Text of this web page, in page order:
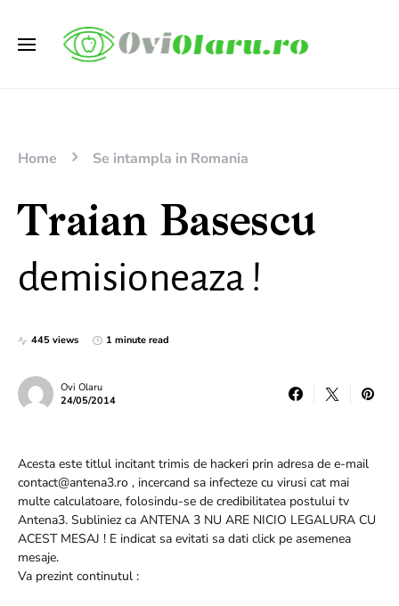
Home Se intampla in Romania
Traian Basescu
demisioneaza !
445 views 1 minute read
Ovi Olaru
24/05/2014
Acesta este titlul incitant trimis de hackeri prin adresa de e-mail
contact@antena3.ro , incercand sa infecteze cu virusi cat mai
multe calculatoare, folosindu-se de credibilitatea postului tv
Antena3. Subliniez ca ANTENA 3 NU ARE NICIO LEGALURA CU
ACEST MESAJ ! E indicat sa evitati sa dati click pe asemenea
mesaje.
Va prezint continutul :